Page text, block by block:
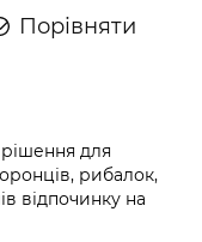
Порівняти
для
рибалок,
відпочинку на